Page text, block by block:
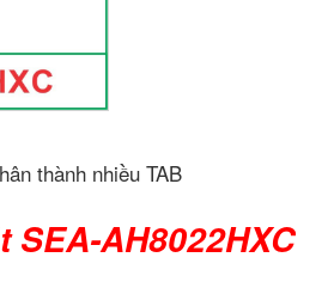
thành nhiều TAB
SEA-AH8022HXC